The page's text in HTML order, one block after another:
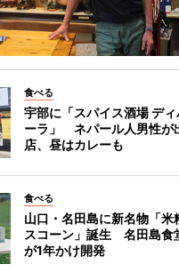
食べる
宇部に「スパイス酒場 ディ
ーラ」 ネパール人男性が
店、昼はカレーも
食べる
山口・名田島に新名物「米
スコーン」誕生 名田島食
が1年かけ開発